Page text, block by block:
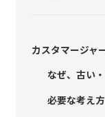
カスタマージャ
なぜ、古い
必要な考え方